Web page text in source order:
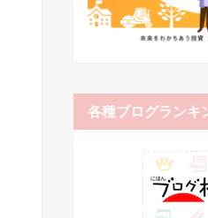
各種ブログランキ